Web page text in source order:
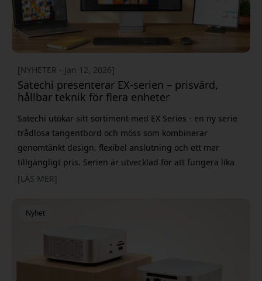
[NYHETER - Jan 12, 2026]
Satechi presenterar EX-serien – prisvärd,
hållbar teknik för flera enheter
Satechi utökar sitt sortiment med EX Series - en ny serie
trådlösa tangentbord och möss som kombinerar
genomtänkt design, flexibel anslutning och ett mer
tillgängligt pris. Serien är utvecklad för att fungera lika
smidigt med Mac som med PC och passar lika bra på
Keyboard och Slim EX Wireless Mouse. Alla tre bygger på
samma grundi
[LÄS MER]
Nyhet